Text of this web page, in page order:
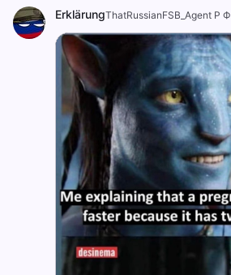
ErklärungThatRussianFSB_Agent Р Ф